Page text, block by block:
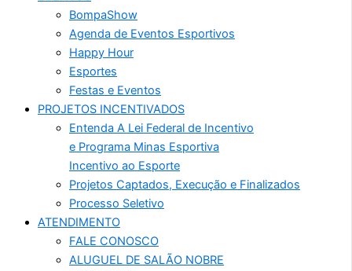
BompaShow
Agenda de Eventos Esportivos
Happy Hour
Esportes
Festas e Eventos
PROJETOS INCENTIVADOS
Entenda A Lei Federal de Incentivo
e Programa Minas Esportiva
Incentivo ao Esporte
Projetos Captados, Execução e Finalizados
Processo Seletivo
ATENDIMENTO
FALE CONOSCO
ALUGUEL DE SALÃO NOBRE